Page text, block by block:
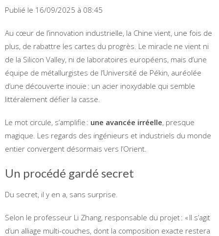
Publié le 16/09/2025 à 08:45
Au cœur de l’innovation industrielle, la Chine vient, une fois de
plus, de rabattre les cartes du progrès. Le miracle ne vient ni
de la Silicon Valley, ni de laboratoires européens, mais d’une
équipe de métallurgistes de l’Université de Pékin, auréolée
d’une découverte inouïe : un acier inoxydable qui semble
littéralement défier la casse.
Le mot circule, s’amplifie : une avancée irréelle, presque
magique. Les regards des ingénieurs et industriels du monde
entier convergent désormais vers l’Orient.
Un procédé gardé secret
Du secret, il y en a, sans surprise.
Selon le professeur Li Zhang, responsable du projet : « Il s’agit
d’un alliage multi-couches, dont la composition exacte restera